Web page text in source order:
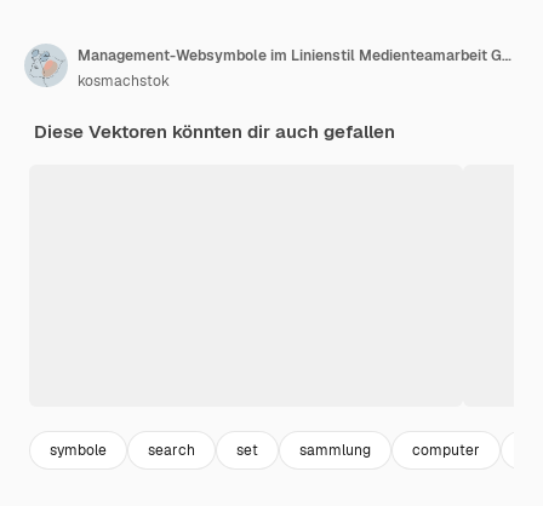
Management-Websymbole im Linienstil Medienteamarbeit Geschäftsplanung Strategie Marketing Vektor
kosmachstok
Diese Vektoren könnten dir auch gefallen
symbole search set sammlung computer